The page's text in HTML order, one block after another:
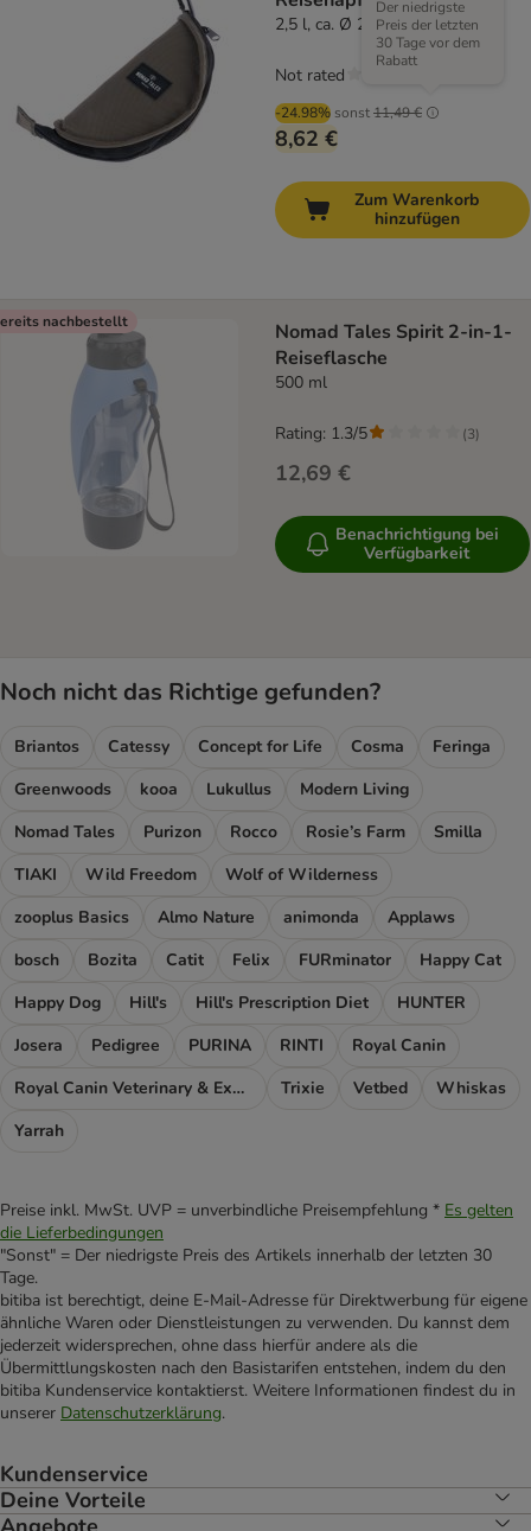
2,5 l, ca. Ø 20 x H 11,5 cm
-24.98% sonst11,49 €
Der niedrigste
Preis der letzten
30 Tage vor dem
Rabatt
8,62 €
Not rated
Zum Warenkorb
hinzufügen
nachbestellt
Nomad Tales Spirit 2-in-1-
Reiseflasche
500 ml
12,69 €
Rating: 1.3/5 (3)
Benachrichtigung bei
Verfügbarkeit
Noch nicht das Richtige gefunden?
Briantos Catessy Concept for Life Cosma
Feringa
Greenwoods
kooa Lukullus
Modern Living
Nomad Tales
Purizon Rocco Rosie’s Farm
Smilla
TIAKI
Wild Freedom
Wolf of Wilderness
zooplus Basics
Almo Nature animonda
Applaws
bosch
Bozita Catit Felix FURminator
Happy Cat
Happy Dog
Hill's Hill's Prescription Diet
HUNTER
Josera
Pedigree PURINA RINTI
Royal Canin
Royal Canin Veterinary & Expert
Trixie Vetbed
Whiskas
Yarrah
Preise inkl. MwSt. UVP = unverbindliche Preisempfehlung * Es gelten
die Lieferbedingungen
"Sonst" = Der niedrigste Preis des Artikels innerhalb der letzten 30
Tage.
bitiba ist berechtigt, deine E-Mail-Adresse für Direktwerbung für eigene
ähnliche Waren oder Dienstleistungen zu verwenden. Du kannst dem
jederzeit widersprechen, ohne dass hierfür andere als die
Übermittlungskosten nach den Basistarifen entstehen, indem du den
bitiba Kundenservice kontaktierst. Weitere Informationen findest du in
unserer Datenschutzerklärung.
Kundenservice
Deine Vorteile